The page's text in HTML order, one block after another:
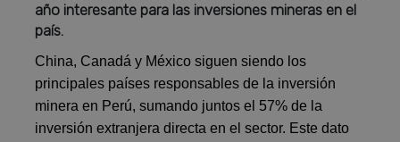
año interesante para las inversiones mineras en el
país.
China, Canadá y México siguen siendo los
principales países responsables de la inversión
minera en Perú, sumando juntos el 57% de la
inversión extranjera directa en el sector. Este dato